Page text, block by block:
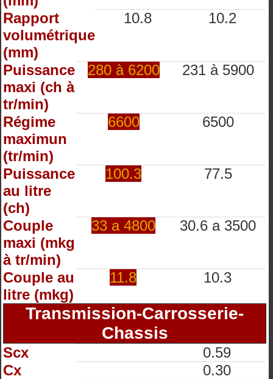
Rapport
volumétrique
(mm)
10.8 10.2
Puissance
maxi (ch à
tr/min)
280 à 6200 231 à 5900
Régime
maximun
(tr/min)
6600 6500
Puissance
au litre
(ch)
100.3 77.5
Couple
maxi (mkg
à tr/min)
33 a 4800 30.6 a 3500
Couple au
litre (mkg)
11.8 10.3
Transmission-Carrosserie-
Chassis
Scx
0.59
Cx
0.30